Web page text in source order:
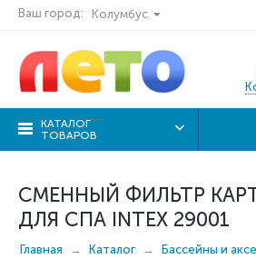
Ваш город: Колумбус
КАТАЛОГ
ТОВАРОВ
СМЕННЫЙ ФИЛЬТР
ДЛЯ СПА INTEX 29001
Главная Каталог
Бассейны и